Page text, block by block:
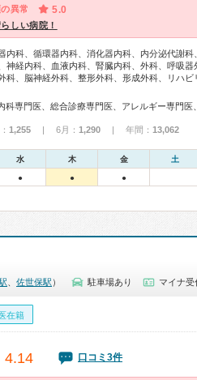
異常 5.0
しい病院！
内科、循環器内科、消化器内科、内分泌代謝科
神経内科、血液内科、腎臓内科、外科、呼吸器
科、脳神経外科、整形外科、形成外科、リハビ
1,255 | 6月： 1,290 | 年間： 13,062
水 木 金 土
● ● ●
佐世保駅 ） 駐車場あり マイナ受
在籍
4.14 口コミ3件